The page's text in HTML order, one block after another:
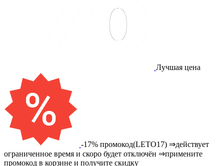
Лучшая цена
-17% промокод(LETO17) ⇒действует
ограниченное время и скоро будет отключён ⇒примените
промокод в корзине и получите скидку